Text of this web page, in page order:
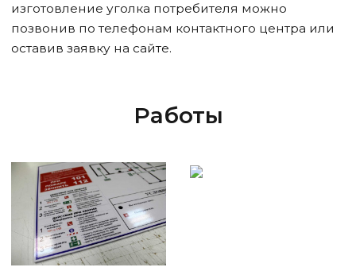
изготовление уголка потребителя можно
позвонив по телефонам контактного центра или
оставив заявку на сайте.
Работы